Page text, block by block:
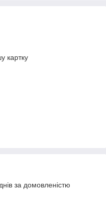
картку
за домовленістю